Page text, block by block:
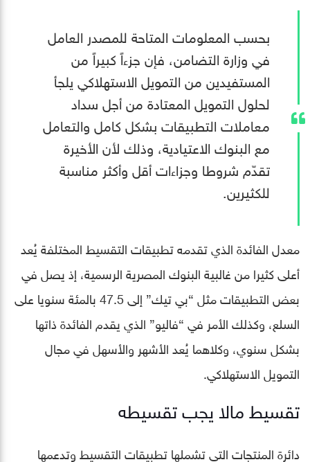
بحسب المعلومات المتاحة للمصدر العامل
في وزارة التضامن، فإن جزءاً كبيراً من
المستفيدين من التمويل الاستهلاكي يلجأ
لحلول التمويل المعتادة من أجل سداد
معاملات التطبيقات بشكل كامل والتعامل
مع البنوك الاعتيادية، وذلك لأن الأخيرة
تقدّم شروطا وجزاءات أقل وأكثر مناسبة
للكثيرين.
معدل الفائدة الذي تقدمه تطبيقات التقسيط المختلفة يُعد
أعلى كثيرا من غالبية البنوك المصرية الرسمية، إذ يصل في
بعض التطبيقات مثل “بي تيك” إلى 47.5 بالمئة سنويا على
السلع، وكذلك الأمر في “فاليو” الذي يقدم الفائدة ذاتها
بشكل سنوي، وكلاهما يُعد الأشهر والأسهل في مجال
التمويل الاستهلاكي.
تقسيط مالا يجب تقسيطه
دائرة المنتجات التي تشملها تطبيقات التقسيط وتدعمها